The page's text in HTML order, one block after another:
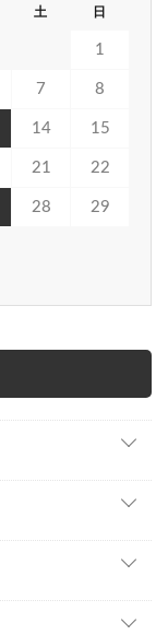
土 日
1
7 8
14 15
21 22
28 29